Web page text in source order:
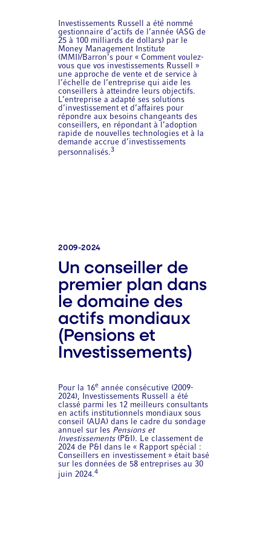
Investissements Russell a été nommé
gestionnaire d’actifs de l’année (ASG de
25 à 100 milliards de dollars) par le
Money Management Institute
(MMI)/Barron’s pour « Comment voulez-
vous que vos investissements Russell »
une approche de vente et de service à
l’échelle de l’entreprise qui aide les
conseillers à atteindre leurs objectifs.
L’entreprise a adapté ses solutions
d’investissement et d’affaires pour
répondre aux besoins changeants des
conseillers, en répondant à l’adoption
rapide de nouvelles technologies et à la
demande accrue d’investissements
personnalisés.3
2009-2024
Un conseiller de
premier plan dans
le domaine des
actifs mondiaux
(Pensions et
Investissements)
Pour la 16e année consécutive (2009-
2024), Investissements Russell a été
classé parmi les 12 meilleurs consultants
en actifs institutionnels mondiaux sous
conseil (AUA) dans le cadre du sondage
annuel sur les Pensions et
Investissements(P&I). Le classement de
2024 de P&I dans le « Rapport spécial :
Conseillers en investissement » était basé
sur les données de 58 entreprises au 30
juin 2024.4